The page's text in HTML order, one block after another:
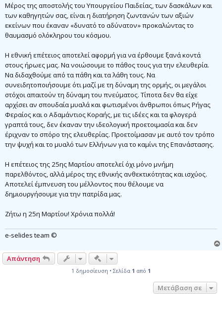
Μέρος της αποστολής του Υπουργείου Παιδείας, των δασκάλων και
των καθηγητών σας, είναι η διατήρηση ζωντανών των αξιών
εκείνων που έκαναν «δυνατό το αδύνατον» προκαλώντας το
θαυμασμό ολόκληρου του κόσμου.
Η εθνική επέτειος αποτελεί αφορμή για να έρθουμε ξανά κοντά
στους ήρωες μας. Να νοιώσουμε το πάθος τους για την ελευθερία.
Να διδαχθούμε από τα πάθη και τα λάθη τους. Να
συνειδητοποιήσουμε ότι μαζί με τη δύναμη της ορμής, οι μεγάλοι
στόχοι απαιτούν τη δύναμη του πνεύματος. Τίποτα δεν θα είχε
αρχίσει αν σπουδαία μυαλά και φωτισμένοι άνθρωποι όπως Ρήγας
Φεραίος και ο Αδαμάντιος Κοραής, με τις ιδέες και τα φλογερά
γραπτά τους, δεν έκαναν την ιδεολογική προετοιμασία και δεν
έριχναν το σπόρο της ελευθερίας. Προετοίμασαν με αυτό τον τρόπο
την ψυχή και το μυαλό των Ελλήνων για το καμίνι της Επανάστασης.
Η επέτειος της 25ης Μαρτίου αποτελεί όχι μόνο μνήμη
παρελθόντος, αλλά μέρος της εθνικής ανθεκτικότητας και ισχύος.
Αποτελεί έμπνευση του μέλλοντος που θέλουμε να
δημιουργήσουμε για την πατρίδα μας.
Ζήτω η 25η Μαρτίου! Χρόνια πολλά!
e-selides team ©
Απάντηση Γρήγορα εργαλεία συντονισμού
1 δημοσίευση • Σελίδα 1 από 1
Μετάβαση σε